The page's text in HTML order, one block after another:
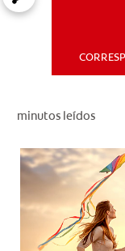
minutos leídos